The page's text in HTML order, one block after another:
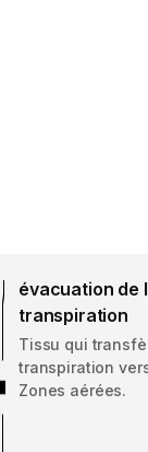
évacuation de
transpiration
Tissu qui
transpiration
Zones aérées.